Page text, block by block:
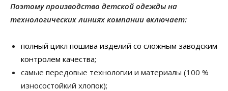
Поэтому производство детской одежды на
технологических линиях компании включает:
полный цикл пошива изделий со сложным заводским
контролем качества;
самые передовые технологии и материалы (100 %
износостойкий хлопок);